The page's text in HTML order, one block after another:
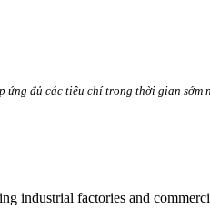
ứng đủ các tiêu chí trong thời gian sớm
industrial factories and